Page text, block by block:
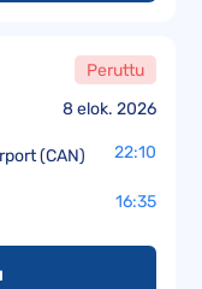
8 elok. 2026
Peruttu
(CAN) 22:10
16:35